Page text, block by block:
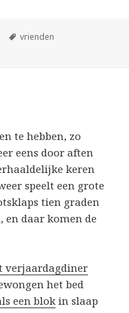
Tags
vrienden
te hebben, zo
eens door aften
keren
speelt een grote
tien graden
en daar komen de
verjaardagdiner
het bed
een blok in slaap